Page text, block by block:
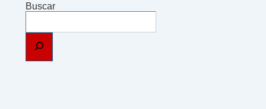
Buscar